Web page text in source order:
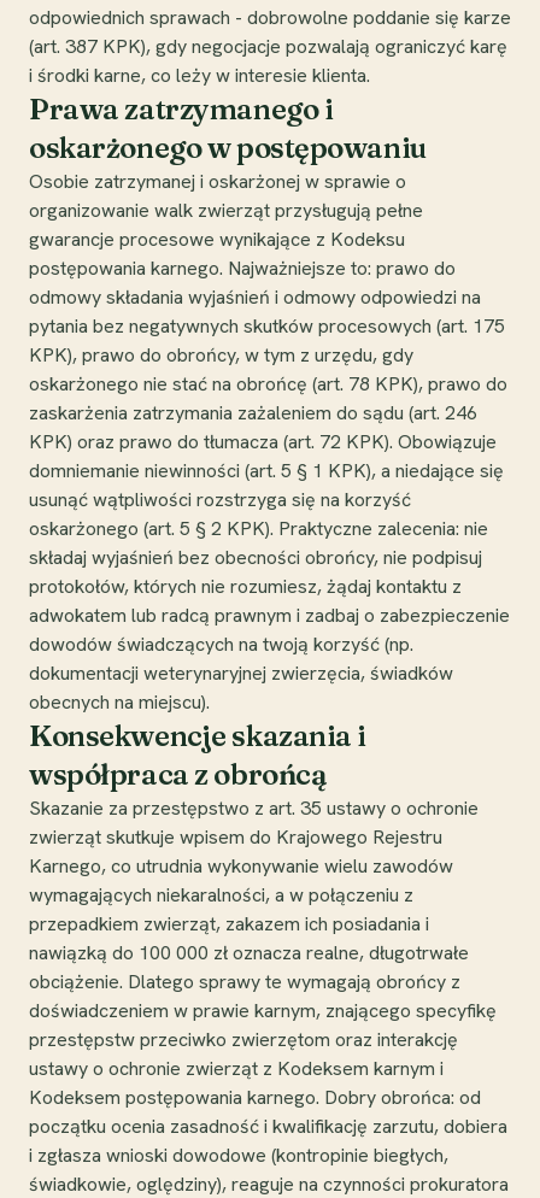
odpowiednich sprawach - dobrowolne poddanie się karze
(art. 387 KPK), gdy negocjacje pozwalają ograniczyć karę
i środki karne, co leży w interesie klienta.
Prawa zatrzymanego i
oskarżonego w postępowaniu
Osobie zatrzymanej i oskarżonej w sprawie o
organizowanie walk zwierząt przysługują pełne
gwarancje procesowe wynikające z Kodeksu
postępowania karnego. Najważniejsze to: prawo do
odmowy składania wyjaśnień i odmowy odpowiedzi na
pytania bez negatywnych skutków procesowych (art. 175
KPK), prawo do obrońcy, w tym z urzędu, gdy
oskarżonego nie stać na obrońcę (art. 78 KPK), prawo do
zaskarżenia zatrzymania zażaleniem do sądu (art. 246
KPK) oraz prawo do tłumacza (art. 72 KPK). Obowiązuje
domniemanie niewinności (art. 5 § 1 KPK), a niedające się
usunąć wątpliwości rozstrzyga się na korzyść
oskarżonego (art. 5 § 2 KPK). Praktyczne zalecenia: nie
składaj wyjaśnień bez obecności obrońcy, nie podpisuj
protokołów, których nie rozumiesz, żądaj kontaktu z
adwokatem lub radcą prawnym i zadbaj o zabezpieczenie
dowodów świadczących na twoją korzyść (np.
dokumentacji weterynaryjnej zwierzęcia, świadków
obecnych na miejscu).
Konsekwencje skazania i
współpraca z obrońcą
Skazanie za przestępstwo z art. 35 ustawy o ochronie
zwierząt skutkuje wpisem do Krajowego Rejestru
Karnego, co utrudnia wykonywanie wielu zawodów
wymagających niekaralności, a w połączeniu z
przepadkiem zwierząt, zakazem ich posiadania i
nawiązką do 100 000 zł oznacza realne, długotrwałe
obciążenie. Dlatego sprawy te wymagają obrońcy z
doświadczeniem w prawie karnym, znającego specyfikę
przestępstw przeciwko zwierzętom oraz interakcję
ustawy o ochronie zwierząt z Kodeksem karnym i
Kodeksem postępowania karnego. Dobry obrońca: od
początku ocenia zasadność i kwalifikację zarzutu, dobiera
i zgłasza wnioski dowodowe (kontropinie biegłych,
świadkowie, oględziny), reaguje na czynności prokuratora